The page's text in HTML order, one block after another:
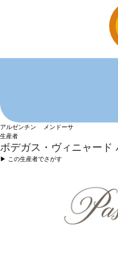
アルゼンチン メンドーサ
生産者
ボデガス・ヴィニャード
▶︎ この生産者でさがす